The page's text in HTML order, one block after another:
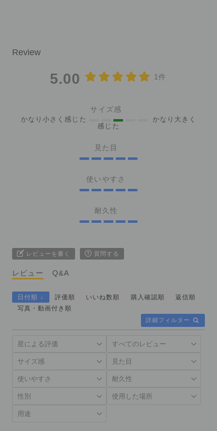
5.00 1件
サイズ感
かなり小さく感じた
かなり大きく
感じた
見た目
使いやすさ
耐久性
レビューを書く 質問する
レビュー Q&A
詳細フィルター
日付順 ↓ 評価順 いいね数順 購入確認順
返信順
写真・動画付き順